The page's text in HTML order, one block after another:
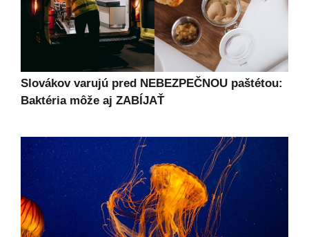
Slovákov varujú pred NEBEZPEČNOU paštétou:
Baktéria môže aj ZABÍJAŤ